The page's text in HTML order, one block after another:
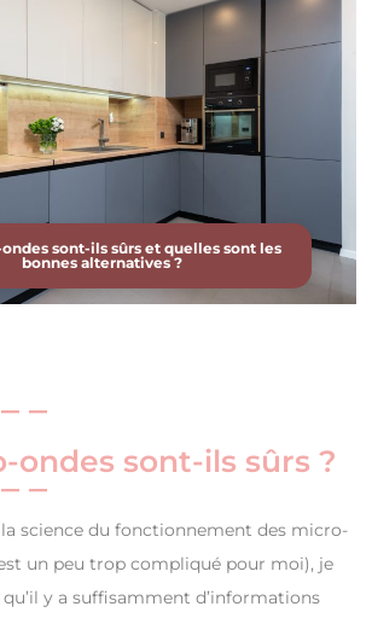
sont-ils sûrs et quelles sont les
bonnes alternatives ?
ondes sont-ils sûrs ?
science du fonctionnement des micro-
un peu trop compliqué pour moi), je
y a suffisamment d’informations